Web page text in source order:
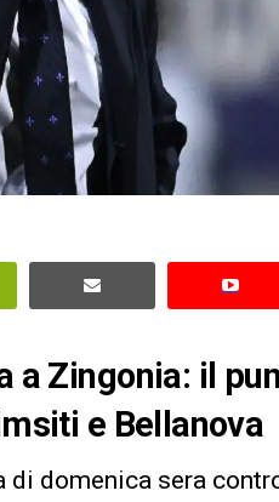
a Zingonia: il
e Bellanova
domenica sera